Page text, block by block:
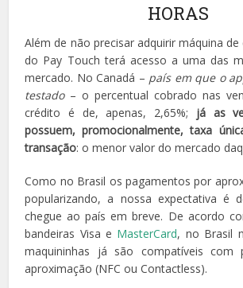
HORAS
Além de não precisar adquirir máquina
do Pay Touch terá acesso a uma das
mercado. No Canadá – país em que o
testado– o percentual cobrado nas
crédito é de, apenas, 2,65%; já as
possuem, promocionalmente, taxa
transação: o menor valor do mercado
Como no Brasil os pagamentos por
popularizando, a nossa expectativa é
chegue ao país em breve. De acordo
bandeiras Visa e MasterCard, no Brasil
maquininhas já são compatíveis com
aproximação (NFC ou Contactless).